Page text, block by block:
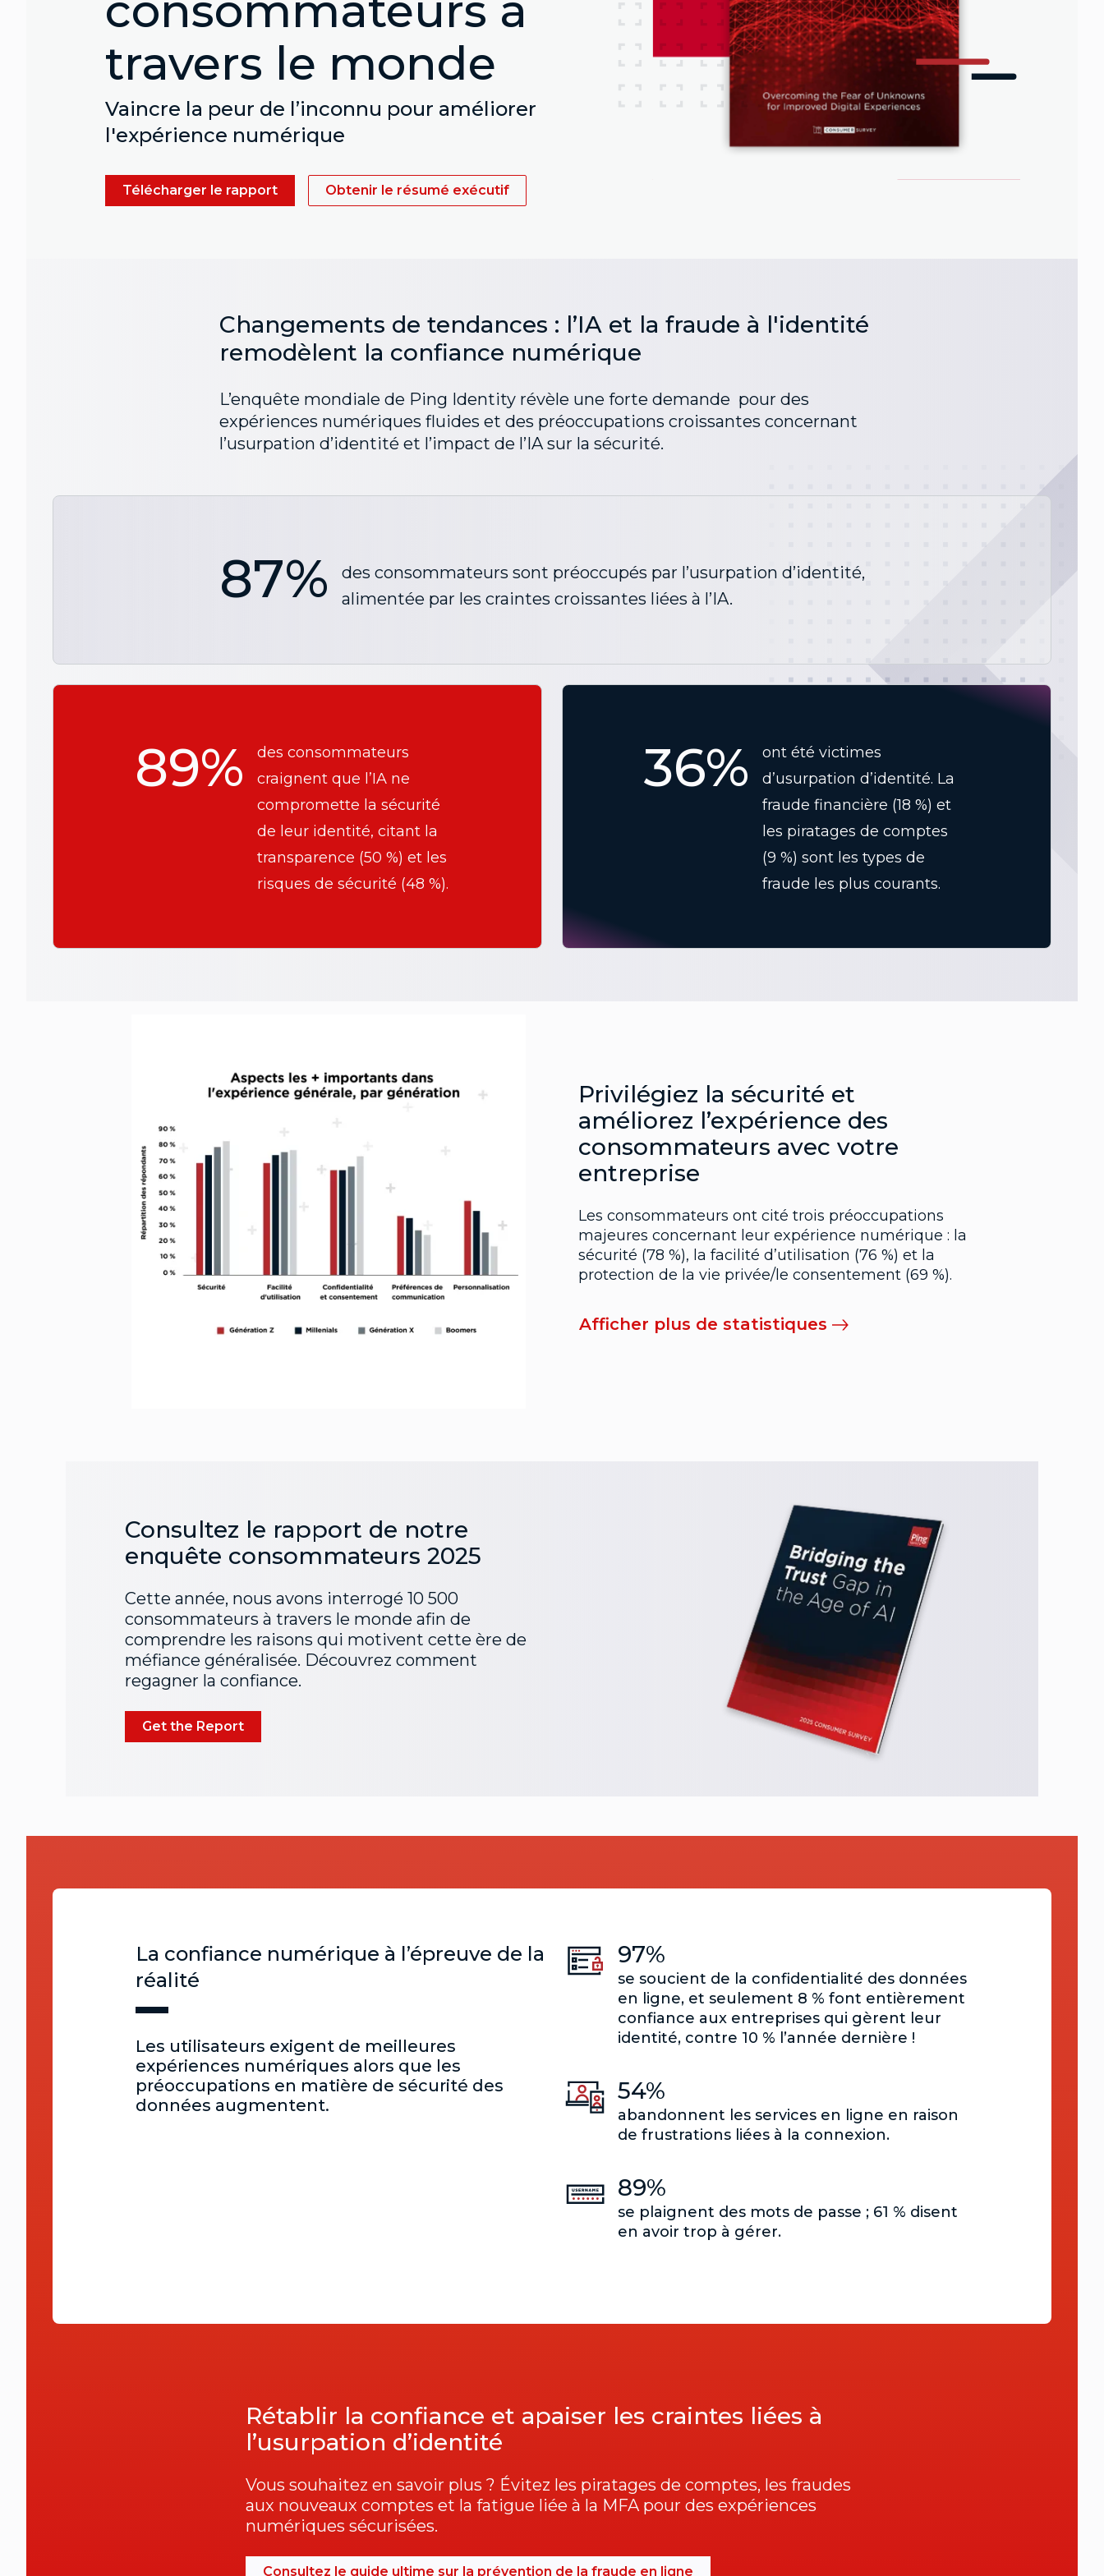
travers le monde
Vaincre la peur de l’inconnu pour améliorer
l'expérience numérique
Télécharger le rapport Obtenir le résumé exécutif
Changements de tendances : l’IA et la fraude à l'identité
remodèlent la confiance numérique
L’enquête mondiale de Ping Identity révèle une forte demande pour des
expériences numériques fluides et des préoccupations croissantes concernant
l’usurpation d’identité et l’impact de l’IA sur la sécurité.
87%
des consommateurs sont préoccupés par l’usurpation d’identité,
alimentée par les craintes croissantes liées à l’IA.
89%
des consommateurs
craignent que l’IA ne
compromette la sécurité
de leur identité, citant la
transparence (50 %) et les
risques de sécurité (48 %).
36%
ont été victimes
d’usurpation d’identité. La
fraude financière (18 %) et
les piratages de comptes
(9 %) sont les types de
fraude les plus courants.
Privilégiez la sécurité et
améliorez l’expérience des
consommateurs avec votre
entreprise
Les consommateurs ont cité trois préoccupations
majeures concernant leur expérience numérique : la
sécurité (78 %), la facilité d’utilisation (76 %) et la
protection de la vie privée/le consentement (69 %).
Afficher plus de statistiques
Consultez le rapport de notre
enquête consommateurs 2025
Cette année, nous avons interrogé 10 500
consommateurs à travers le monde afin de
comprendre les raisons qui motivent cette ère de
méfiance généralisée. Découvrez comment
regagner la confiance.
Get the Report
La confiance numérique à l’épreuve de la
réalité
Les utilisateurs exigent de meilleures
expériences numériques alors que les
préoccupations en matière de sécurité des
données augmentent.
97%
se soucient de la confidentialité des données
en ligne, et seulement 8 % font entièrement
confiance aux entreprises qui gèrent leur
identité, contre 10 % l’année dernière !
54%
abandonnent les services en ligne en raison
de frustrations liées à la connexion.
89%
se plaignent des mots de passe ; 61 % disent
en avoir trop à gérer.
Rétablir la confiance et apaiser les craintes liées à
l’usurpation d’identité
Vous souhaitez en savoir plus ? Évitez les piratages de comptes, les fraudes
aux nouveaux comptes et la fatigue liée à la MFA pour des expériences
numériques sécurisées.
Consultez le guide ultime sur la prévention de la fraude en ligne